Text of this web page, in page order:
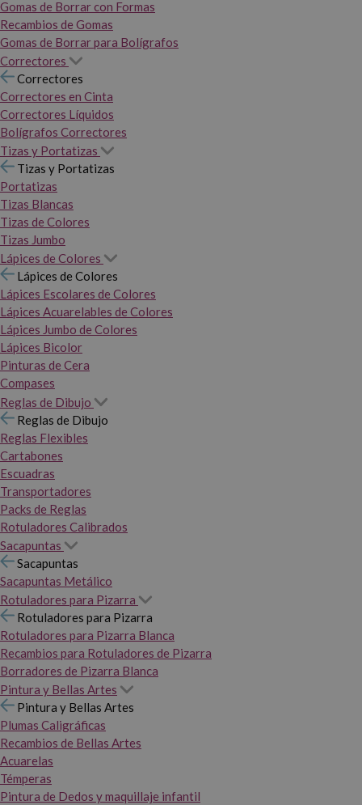
Gomas de Borrar con Formas
Recambios de Gomas
Gomas de Borrar para Bolígrafos
Correctores
Correctores
Correctores en Cinta
Correctores Líquidos
Bolígrafos Correctores
Tizas y Portatizas
Tizas y Portatizas
Portatizas
Tizas Blancas
Tizas de Colores
Tizas Jumbo
Lápices de Colores
Lápices de Colores
Lápices Escolares de Colores
Lápices Acuarelables de Colores
Lápices Jumbo de Colores
Lápices Bicolor
Pinturas de Cera
Compases
Reglas de Dibujo
Reglas de Dibujo
Reglas Flexibles
Cartabones
Escuadras
Transportadores
Packs de Reglas
Rotuladores Calibrados
Sacapuntas
Sacapuntas
Sacapuntas Metálico
Rotuladores para Pizarra
Rotuladores para Pizarra
Rotuladores para Pizarra Blanca
Recambios para Rotuladores de Pizarra
Borradores de Pizarra Blanca
Pintura y Bellas Artes
Pintura y Bellas Artes
Plumas Caligráficas
Recambios de Bellas Artes
Acuarelas
Témperas
Pintura de Dedos y maquillaje infantil